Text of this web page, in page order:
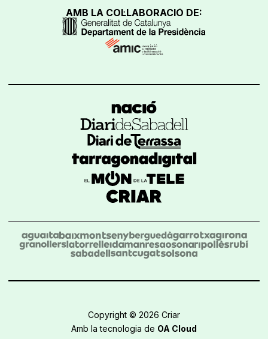
AMB LA COL·LABORACIÓ DE:
Copyright © 2026 Criar
Amb la tecnologia de OA Cloud